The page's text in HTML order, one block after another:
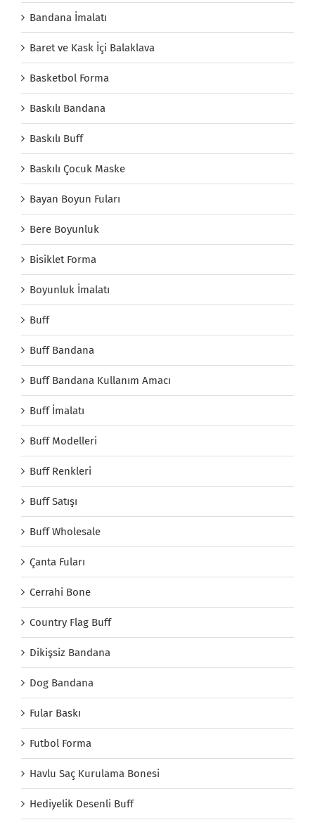
Bandana İmalatı
Baret ve Kask İçi Balaklava
Basketbol Forma
Baskılı Bandana
Baskılı Buff
Baskılı Çocuk Maske
Bayan Boyun Fuları
Bere Boyunluk
Bisiklet Forma
Boyunluk İmalatı
Buff
Buff Bandana
Buff Bandana Kullanım Amacı
Buff İmalatı
Buff Modelleri
Buff Renkleri
Buff Satışı
Buff Wholesale
Çanta Fuları
Cerrahi Bone
Country Flag Buff
Dikişsiz Bandana
Dog Bandana
Fular Baskı
Futbol Forma
Havlu Saç Kurulama Bonesi
Hediyelik Desenli Buff